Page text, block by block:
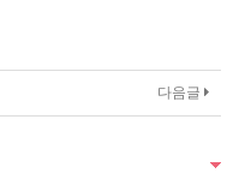
다음글